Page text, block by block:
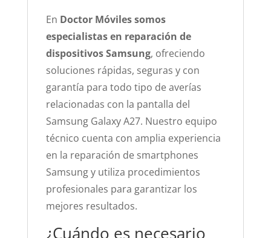
En Doctor Móviles somos
especialistas en reparación de
dispositivos Samsung, ofreciendo
soluciones rápidas, seguras y con
garantía para todo tipo de averías
relacionadas con la pantalla del
Samsung Galaxy A27. Nuestro equipo
técnico cuenta con amplia experiencia
en la reparación de smartphones
Samsung y utiliza procedimientos
profesionales para garantizar los
mejores resultados.
¿Cuándo es necesario